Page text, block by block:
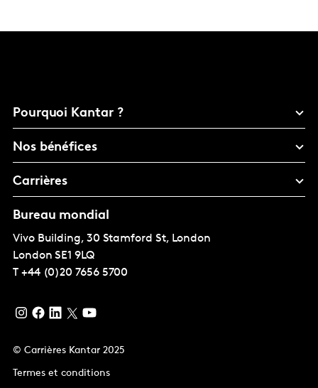
Pourquoi Kantar ?
Nos bénéfices
Carrières
Bureau mondial
Vivo Building, 30 Stamford St, London
London SE1 9LQ
T +44 (0)20 7656 5700
© Carrières Kantar 2025
Termes et conditions